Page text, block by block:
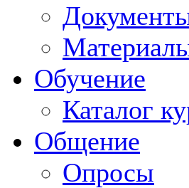
Обучение
Каталог
Общение
Опросы